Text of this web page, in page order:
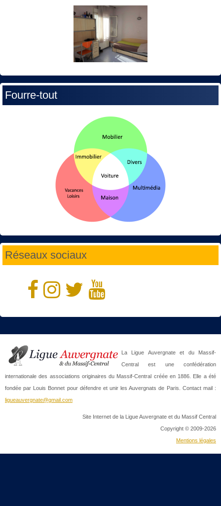
Fourre-tout
Réseaux sociaux
La Ligue Auvergnate et du Massif-
Central est une confédération
internationale des associations originaires du Massif-Central créée en 1886. Elle a été
fondée par Louis Bonnet pour défendre et unir les Auvergnats de Paris. Contact mail :
ligueauvergnate@gmail.com
Site Internet de la Ligue Auvergnate et du Massif Central
Copyright © 2009-2026
Mentions légales